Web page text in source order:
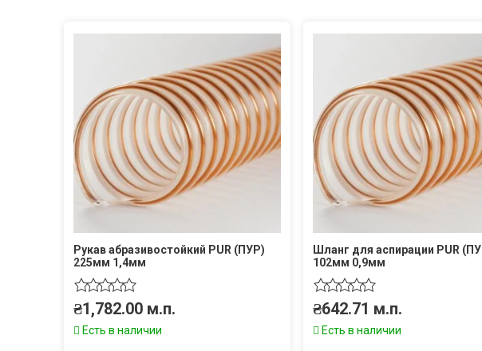
Рукав абразивостойкий PUR (ПУР)
225мм 1,4мм
₴1,782.00 м.п.
Есть в наличии
Шланг для аспирации PUR
102мм 0,9мм
₴642.71 м.п.
Есть в наличии